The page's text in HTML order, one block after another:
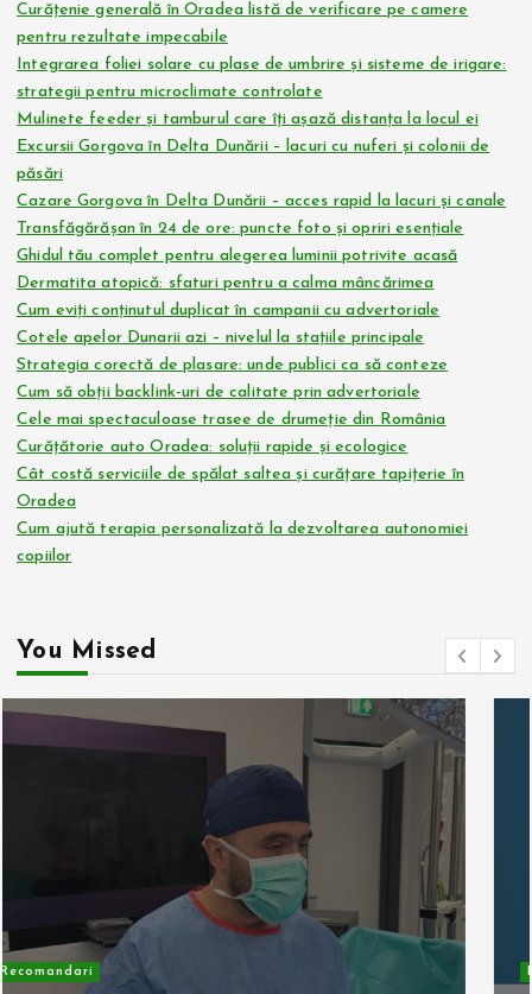
Curățenie generală în Oradea listă de verificare pe camere
pentru rezultate impecabile
Integrarea foliei solare cu plase de umbrire și sisteme de irigare:
strategii pentru microclimate controlate
Mulinete feeder și tamburul care îți așază distanța la locul ei
Excursii Gorgova în Delta Dunării – lacuri cu nuferi și colonii de
păsări
Cazare Gorgova în Delta Dunării – acces rapid la lacuri și canale
Transfăgărășan în 24 de ore: puncte foto și opriri esențiale
Ghidul tău complet pentru alegerea luminii potrivite acasă
Dermatita atopică: sfaturi pentru a calma mâncărimea
Cum eviți conținutul duplicat în campanii cu advertoriale
Cotele apelor Dunarii azi – nivelul la stațiile principale
Strategia corectă de plasare: unde publici ca să conteze
Cum să obții backlink-uri de calitate prin advertoriale
Cele mai spectaculoase trasee de drumeție din România
Curățătorie auto Oradea: soluții rapide și ecologice
Cât costă serviciile de spălat saltea și curățare tapițerie în
Oradea
Cum ajută terapia personalizată la dezvoltarea autonomiei
copiilor
You Missed
Recomandari